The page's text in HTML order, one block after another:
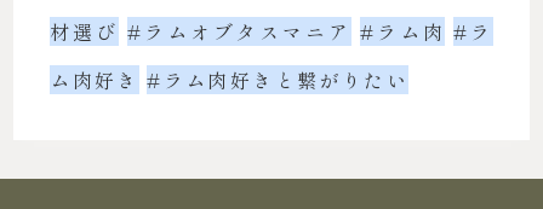
材選び #ラムオブタスマニア #ラム肉 #ラ
ム肉好き #ラム肉好きと繋がりたい